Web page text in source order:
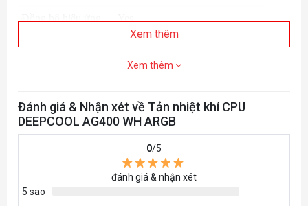
Xem thêm
Xem thêm
Đánh giá & Nhận xét về Tản nhiệt khí CPU
DEEPCOOL AG400 WH ARGB
0/5
đánh giá & nhận xét
5 sao